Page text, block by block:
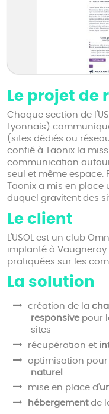
Le projet de
Chaque section de
Lyonnais)
(sites dédiés ou
confié à Taonix la
communication
seul et même espace.
Taonix a mis en
duquel gravitent des
Le client
L'USOL est un club
implanté à
pratiquées sur les
La solution
création de la
responsivepour
sites
récupération et
optimisation pour
naturel
mise en place d'
hébergementde